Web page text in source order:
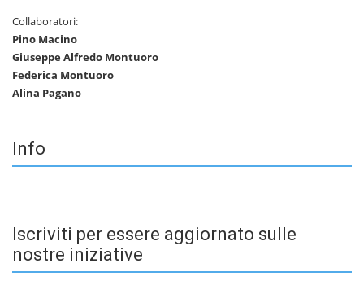
Collaboratori:
Pino Macino
Giuseppe Alfredo Montuoro
Federica Montuoro
Alina Pagano
Info
Iscriviti per essere aggiornato sulle
nostre iniziative